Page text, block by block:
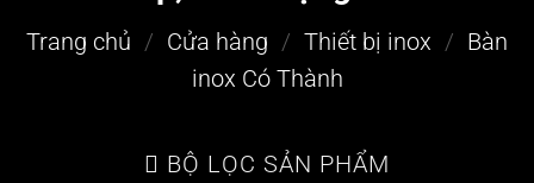
Trang chủ / Cửa hàng / Thiết bị inox / Bàn
inox Có Thành
BỘ LỌC SẢN PHẨM